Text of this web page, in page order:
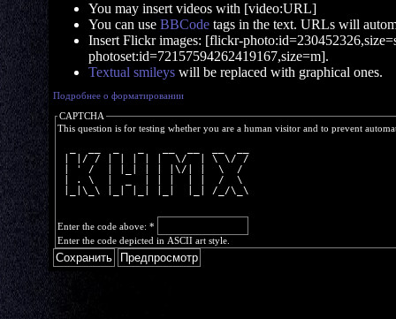
You may insert videos with [video:URL]
You can use BBCode tags in the text. URLs will
Insert Flickr images: [flickr-
photoset:id=72157594262419167,size=m].
Textual smileys will be replaced with graphical ones.
Подробнее о форматировании
CAPTCHA
This question is for testing whether you are a human visitor and to prevent
| |/ / | | | | |  \/  | \ \/ /
| ' /  | |_| | | |\/| |  \  /
| . \  |  _  | | |  | |  /  \
|_|\_\ |_| |_| |_|  |_| /_/\_\
Enter the code above: *
Enter the code depicted in ASCII art style.